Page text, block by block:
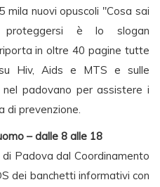
nuovi opuscoli "Cosa sai
proteggersi è lo slogan
in oltre 40 pagine tutte
Hiv, Aids e MTS e sulle
padovano per assistere i
di prevenzione.
– dalle 8 alle 18
Padova dal Coordinamento
dei banchetti informativi con